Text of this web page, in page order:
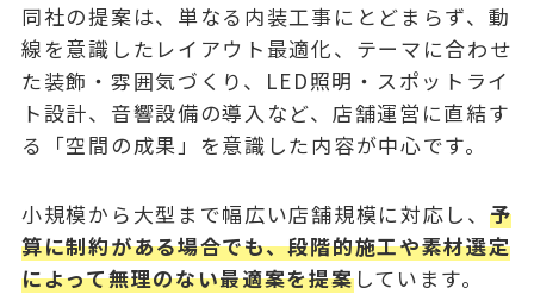
同社の提案は、単なる内装工事にとどまらず、動
線を意識したレイアウト最適化、テーマに合わせ
た装飾・雰囲気づくり、LED照明・スポットライ
ト設計、音響設備の導入など、店舗運営に直結す
る「空間の成果」を意識した内容が中心です。
小規模から大型まで幅広い店舗規模に対応し、 予
算に制約がある場合でも、段階的施工や素材選定
によって無理のない最適案を提案しています。